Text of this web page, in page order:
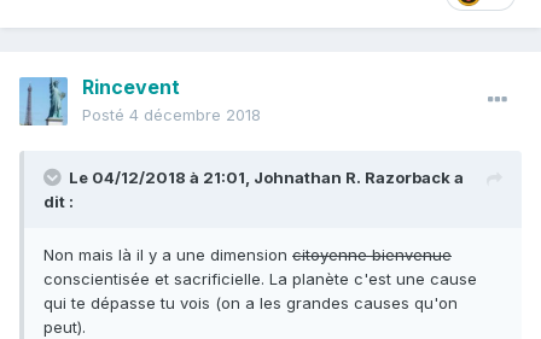
Rincevent
Posté 4 décembre 2018
Le 04/12/2018 à 21:01, Johnathan R. Razorbacka
dit :
Non mais là il y a une dimension citoyenne bienvenue
conscientisée et sacrificielle. La planète c'est une cause
qui te dépasse tu vois (on a les grandes causes qu'on
peut).